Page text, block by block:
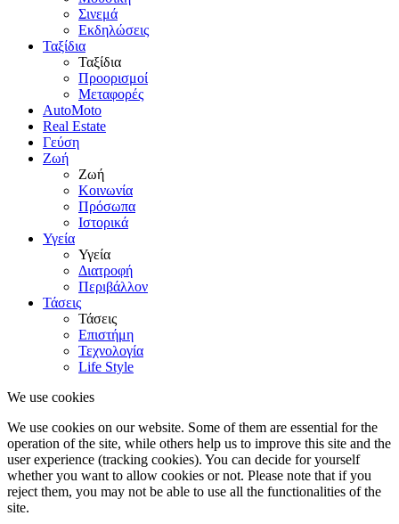
Σινεμά
Εκδηλώσεις
Ταξίδια
Ταξίδια
Προορισμοί
Μεταφορές
AutoMoto
Real Estate
Γεύση
Ζωή
Ζωή
Κοινωνία
Πρόσωπα
Ιστορικά
Υγεία
Υγεία
Διατροφή
Περιβάλλον
Τάσεις
Τάσεις
Επιστήμη
Τεχνολογία
Life Style
We use cookies
We use cookies on our website. Some of them are essential for the
operation of the site, while others help us to improve this site and the
user experience (tracking cookies). You can decide for yourself
whether you want to allow cookies or not. Please note that if you
reject them, you may not be able to use all the functionalities of the
site.